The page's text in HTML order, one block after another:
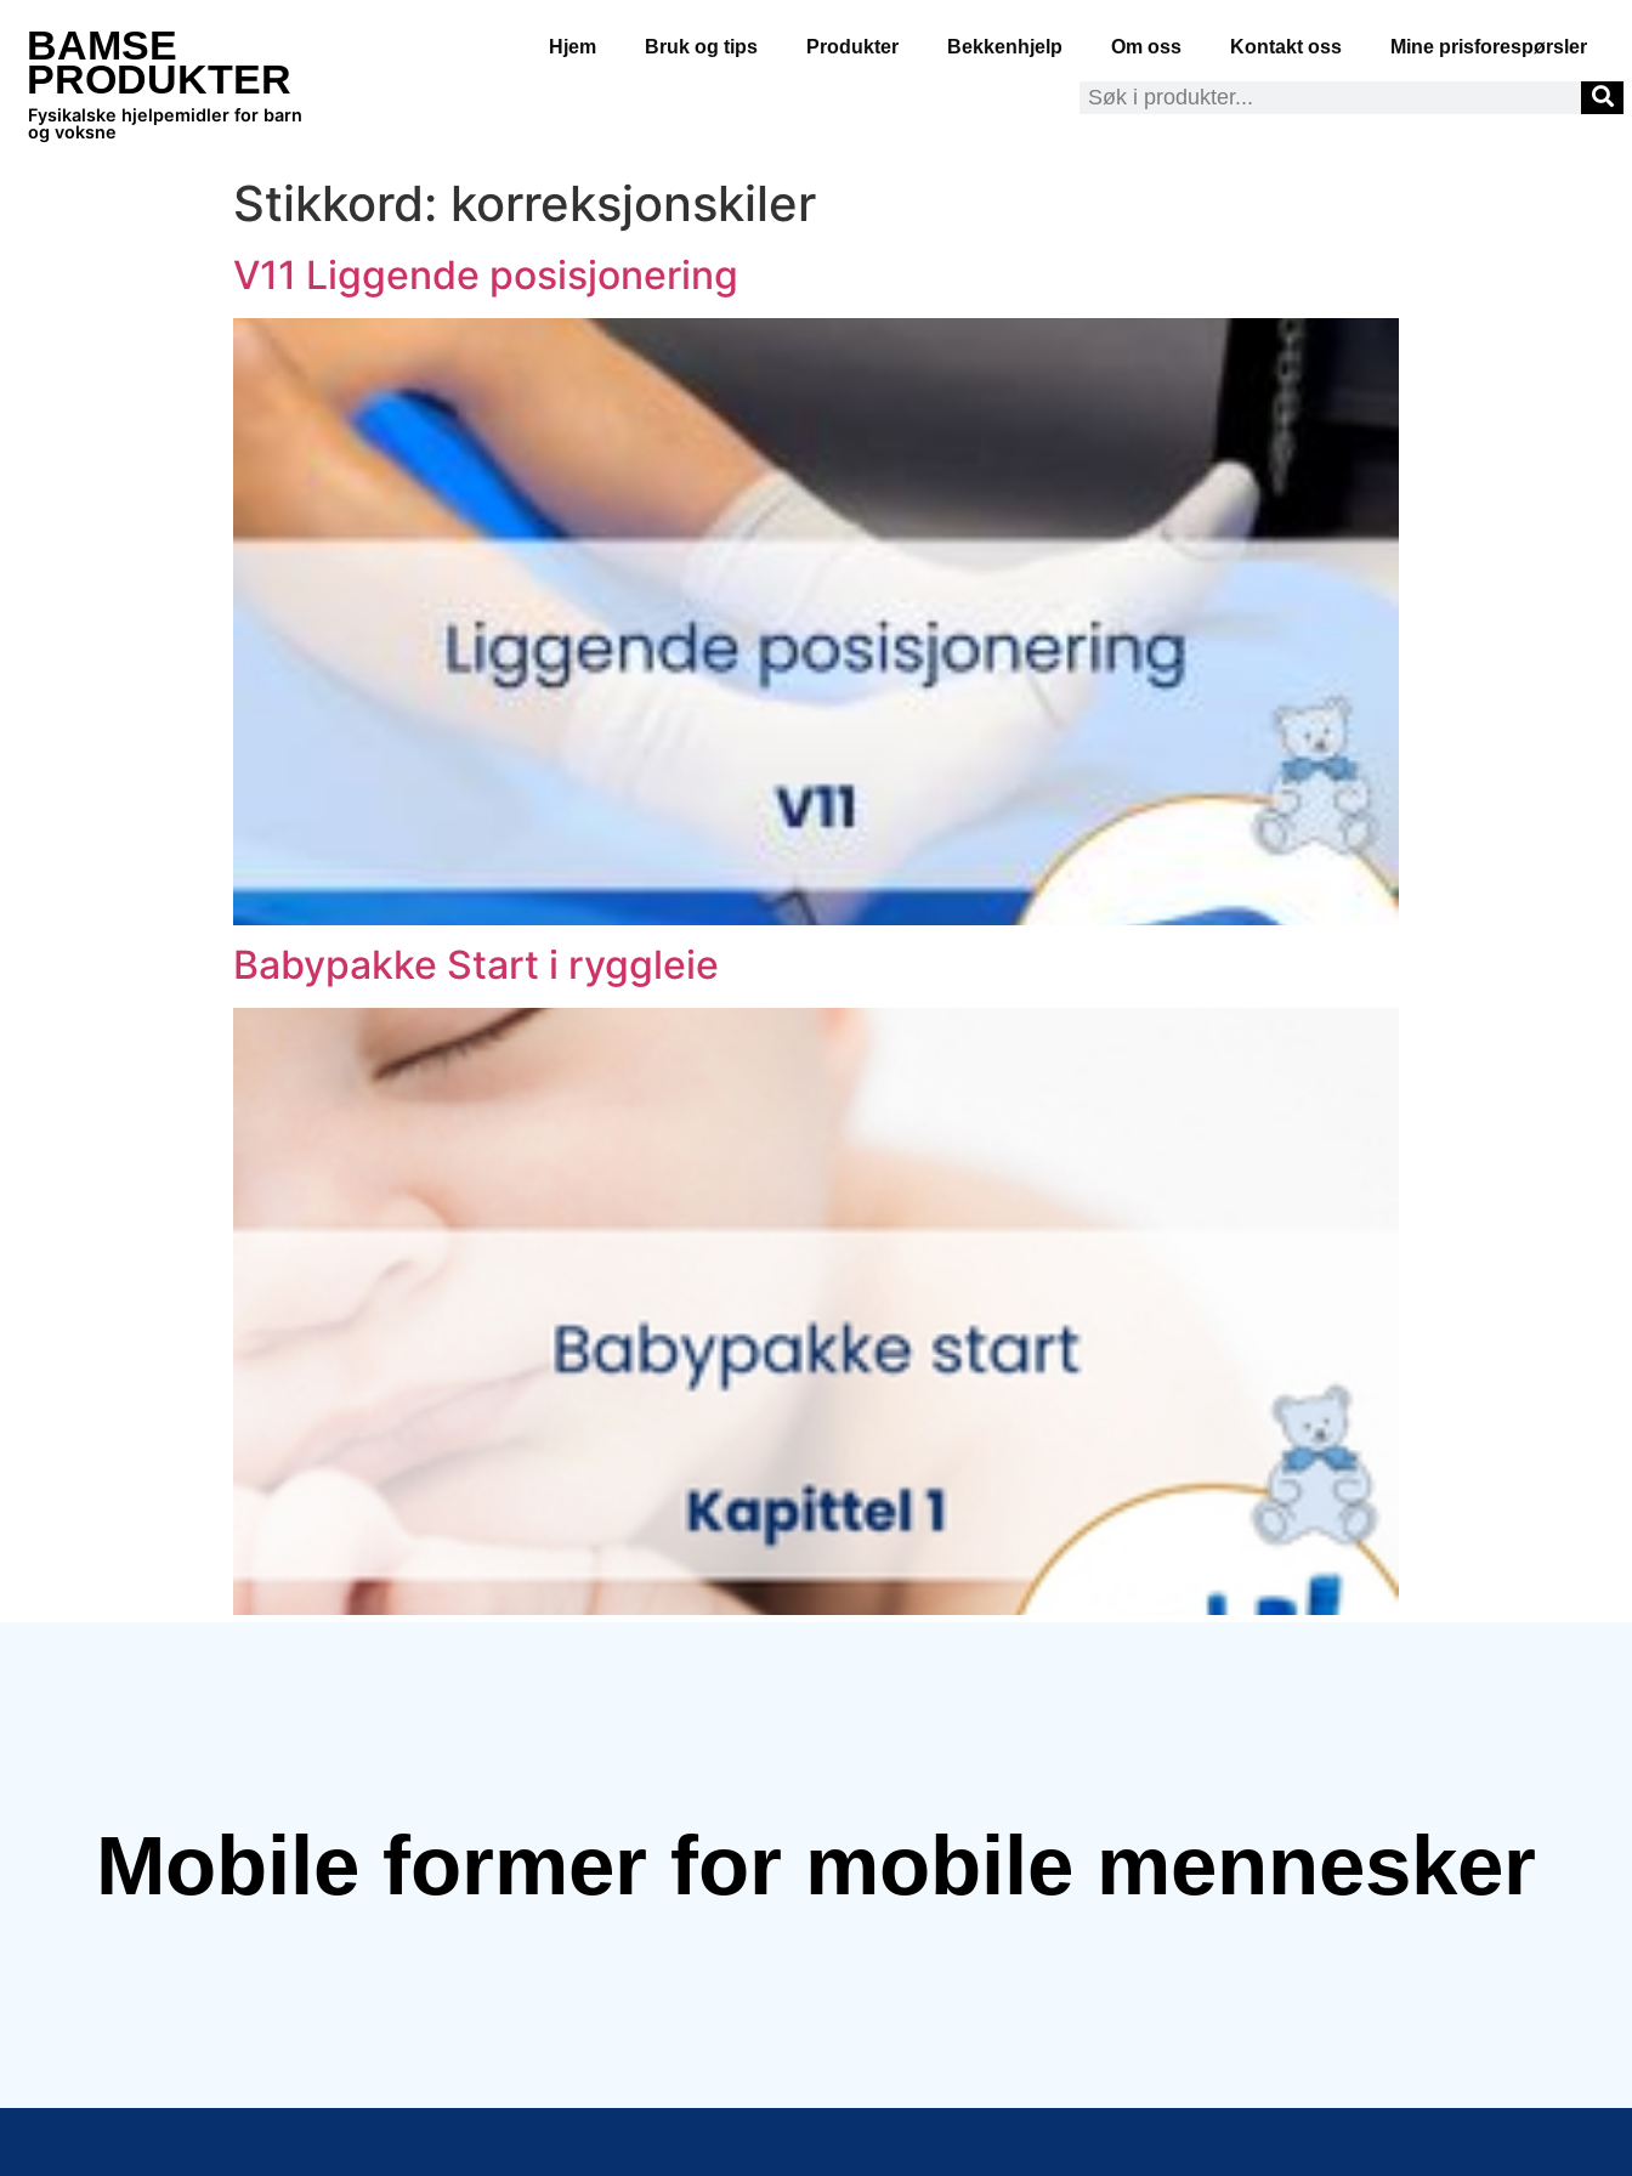
BAMSE
PRODUKTER
Fysikalske hjelpemidler for barn
og voksne
Hjem Bruk og tips Produkter Bekkenhjelp Om oss Kontakt oss Mine prisforespørsler
Stikkord: korreksjonskiler
V11 Liggende posisjonering
Babypakke Start i ryggleie
Mobile former for mobile mennesker